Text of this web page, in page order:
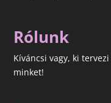
Rólunk
Kíváncsi vagy, ki
minket!